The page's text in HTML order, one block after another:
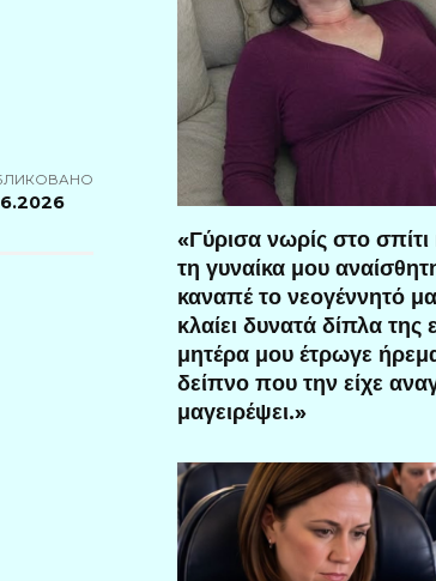
«Γύρισα νωρίς στο σπίτι
τη γυναίκα μου
καναπέ το νεογέννητό
κλαίει δυνατά δίπλα της
μητέρα μου έτρωγε
δείπνο που την είχε
μαγειρέψει.»